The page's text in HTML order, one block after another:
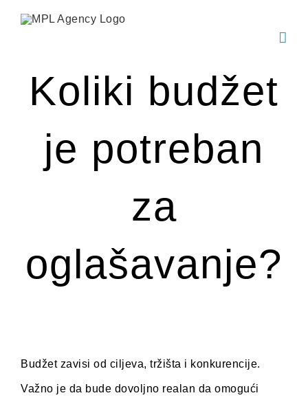
Skip
Koliki budžet
je potreban
za
oglašavanje?
Budžet zavisi od ciljeva, tržišta i konkurencije.
Važno je da bude dovoljno realan da omogući